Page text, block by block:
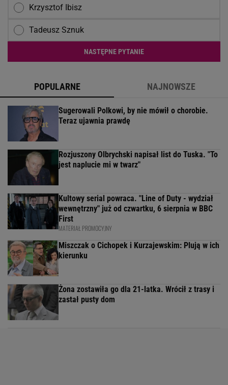
Krzysztof Ibisz
Tadeusz Sznuk
NASTĘPNE PYTANIE
POPULARNE NAJNOWSZE
Sugerowali Polkowi, by nie mówił o chorobie.
Teraz ujawnia prawdę
Rozjuszony Olbrychski napisał list do Tuska. "To
jest naplucie mi w twarz"
Kultowy serial powraca. "Line of Duty - wydział
wewnętrzny" już od czwartku, 6 sierpnia w BBC
First
MATERIAŁ PROMOCYJNY
Miszczak o Cichopek i Kurzajewskim: Plują w ich
kierunku
Żona zostawiła go dla 21-latka. Wrócił z trasy i
zastał pusty dom